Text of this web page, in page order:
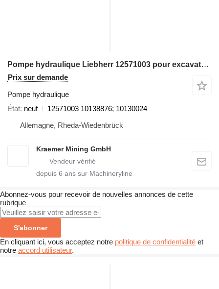
Pompe hydraulique Liebherr 12571003 pour excavateur Liebherr R9100; R9200
Prix sur demande
Pompe hydraulique
État neuf
12571003 10138876; 10130024
Allemagne, Rheda-Wiedenbrück
Kraemer Mining GmbH
depuis 6 ans sur Machineryline
Abonnez-vous pour recevoir de nouvelles annonces de cette
rubrique
S'abonner
En cliquant ici, vous acceptez notre politique de confidentialité et
notre accord utilisateur.